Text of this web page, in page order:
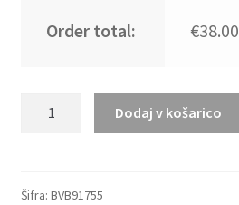
Order total: €38.00
Dortmund
Dodaj v košarico
Šifra: BVB91755